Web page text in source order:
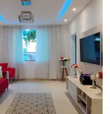
つ星の平均評価